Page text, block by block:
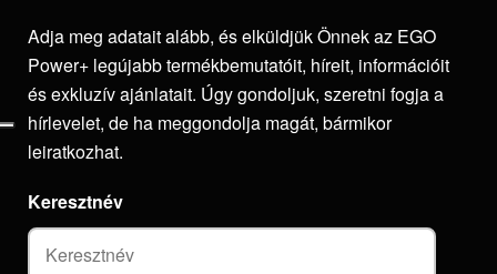
Adja meg adatait alább, és elküldjük Önnek az EGO
Power+ legújabb termékbemutatóit, híreit, információit
és exkluzív ajánlatait. Úgy gondoljuk, szeretni fogja a
hírlevelet, de ha meggondolja magát, bármikor
leiratkozhat.
Keresztnév